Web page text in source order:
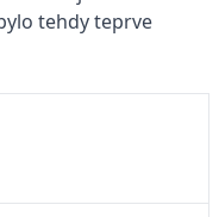
tehdy teprve